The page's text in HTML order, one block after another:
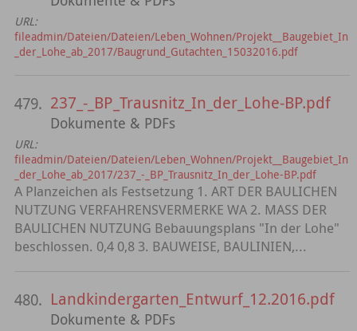
URL:
fileadmin/Dateien/Dateien/Leben_Wohnen/Projekt__Baugebiet_In
_der_Lohe_ab_2017/Baugrund_Gutachten_15032016.pdf
479. 237_-_BP_Trausnitz_In_der_Lohe-BP.pdf
Dokumente & PDFs
URL:
fileadmin/Dateien/Dateien/Leben_Wohnen/Projekt__Baugebiet_In
_der_Lohe_ab_2017/237_-_BP_Trausnitz_In_der_Lohe-BP.pdf
A Planzeichen als Festsetzung 1. ART DER BAULICHEN
NUTZUNG VERFAHRENSVERMERKE WA 2. MASS DER
BAULICHEN NUTZUNG Bebauungsplans "In der Lohe"
beschlossen. 0,4 0,8 3. BAUWEISE, BAULINIEN,...
480. Landkindergarten_Entwurf_12.2016.pdf
Dokumente & PDFs